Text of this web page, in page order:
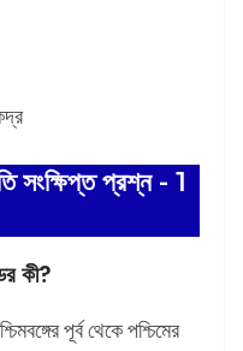
সংক্ষিপ্ত প্রশ্ন - 1
কী?
পূর্ব থেকে পশ্চিমের